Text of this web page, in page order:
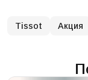
Tissot Акция